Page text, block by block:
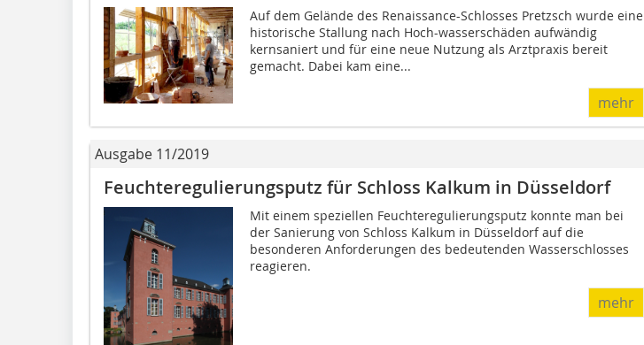
Auf dem Gelände des Renaissance-Schlosses Pretzsch wurde eine
historische Stallung nach Hoch-wasserschäden aufwändig
kernsaniert und für eine neue Nutzung als Arztpraxis bereit
gemacht. Dabei kam eine...
mehr
Ausgabe 11/2019
Feuchteregulierungsputz für Schloss Kalkum in Düsseldorf
Mit einem speziellen Feuchteregulierungsputz konnte man bei
der Sanierung von Schloss Kalkum in Düsseldorf auf die
besonderen Anforderungen des bedeutenden Wasserschlosses
reagieren.
mehr